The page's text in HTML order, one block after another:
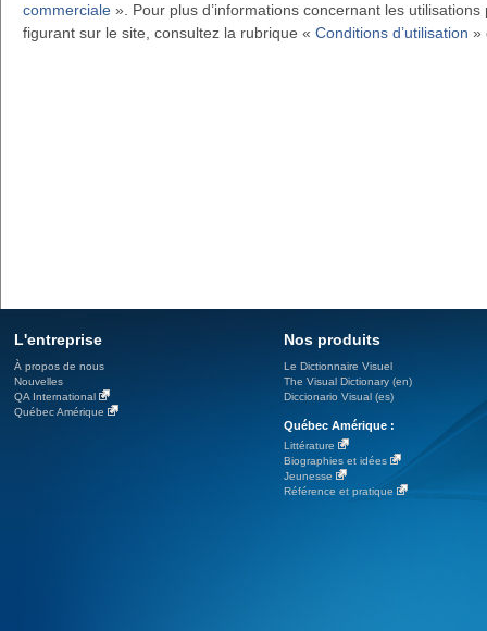
commerciale ». Pour plus d’informations concernant les
figurant sur le site, consultez la rubrique « Conditions d’utilisation »
L'entreprise
À propos de nous
Nouvelles
QA International
Québec Amérique
Nos produits
Le Dictionnaire Visuel
The Visual Dictionary (en)
Diccionario Visual (es)
Québec Amérique :
Littérature
Biographies et idées
Jeunesse
Référence et pratique